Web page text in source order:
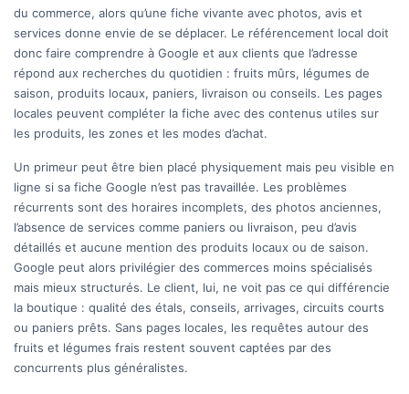
du commerce, alors qu’une fiche vivante avec photos, avis et
services donne envie de se déplacer. Le référencement local doit
donc faire comprendre à Google et aux clients que l’adresse
répond aux recherches du quotidien : fruits mûrs, légumes de
saison, produits locaux, paniers, livraison ou conseils. Les pages
locales peuvent compléter la fiche avec des contenus utiles sur
les produits, les zones et les modes d’achat.
Un primeur peut être bien placé physiquement mais peu visible en
ligne si sa fiche Google n’est pas travaillée. Les problèmes
récurrents sont des horaires incomplets, des photos anciennes,
l’absence de services comme paniers ou livraison, peu d’avis
détaillés et aucune mention des produits locaux ou de saison.
Google peut alors privilégier des commerces moins spécialisés
mais mieux structurés. Le client, lui, ne voit pas ce qui différencie
la boutique : qualité des étals, conseils, arrivages, circuits courts
ou paniers prêts. Sans pages locales, les requêtes autour des
fruits et légumes frais restent souvent captées par des
concurrents plus généralistes.